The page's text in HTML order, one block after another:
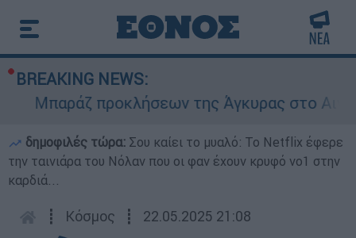
BREAKING NEWS:
Μπαράζ προκλήσεων της Άγκυρας στο Αιγαίο:
δημοφιλές τώρα: Σου καίει το μυαλό: Το Netflix έφερε
την ταινιάρα του Νόλαν που οι φαν έχουν κρυφό νο1 στην
καρδιά...
┋ Κόσμος ┋ 22.05.2025 21:08